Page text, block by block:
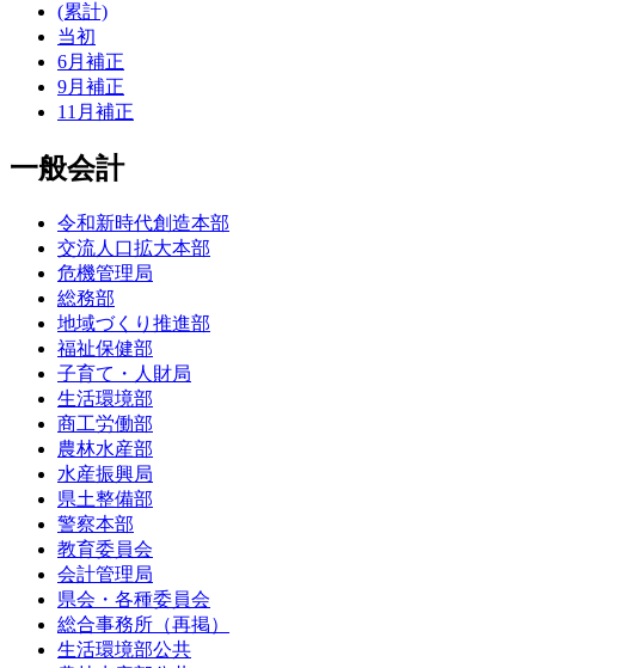
(累計)
当初
6月補正
9月補正
11月補正
一般会計
令和新時代創造本部
交流人口拡大本部
危機管理局
総務部
地域づくり推進部
福祉保健部
子育て・人財局
生活環境部
商工労働部
農林水産部
水産振興局
県土整備部
警察本部
教育委員会
会計管理局
県会・各種委員会
総合事務所（再掲）
生活環境部公共